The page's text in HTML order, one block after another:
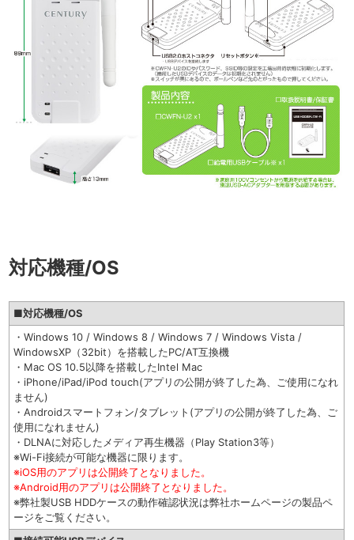
対応機種/OS
■対応機種/OS
・Windows 10 / Windows 8 / Windows 7 / Windows Vista /
WindowsXP（32bit）を搭載したPC/AT互換機
・Mac OS 10.5以降を搭載したIntel Mac
・iPhone/iPad/iPod touch(アプリの公開が終了した為、ご使用になれ
ません)
・Androidスマートフォン/タブレット(アプリの公開が終了した為、ご
使用になれません)
・DLNAに対応したメディア再生機器（Play Station3等）
※Wi-Fi接続が可能な機器に限ります。
※iOS用のアプリは公開終了となりました。
※Android用のアプリは公開終了となりました。
※弊社製USB HDDケースの動作確認状況は弊社ホームページの製品ペ
ージをご覧ください。